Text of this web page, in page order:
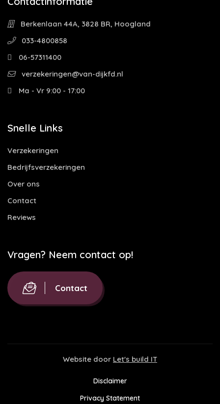
Berkenlaan 44A, 3828 BR, Hoogland
033-4800858
06-57311400
verzekeringen@van-dijkfd.nl
Ma - Vr 9:00 - 17:00
Snelle Links
Verzekeringen
Bedrijfsverzekeringen
Over ons
Contact
Reviews
Vragen? Neem contact op!
Contact
Website door Let's build IT
Disclaimer
Privacy Statement